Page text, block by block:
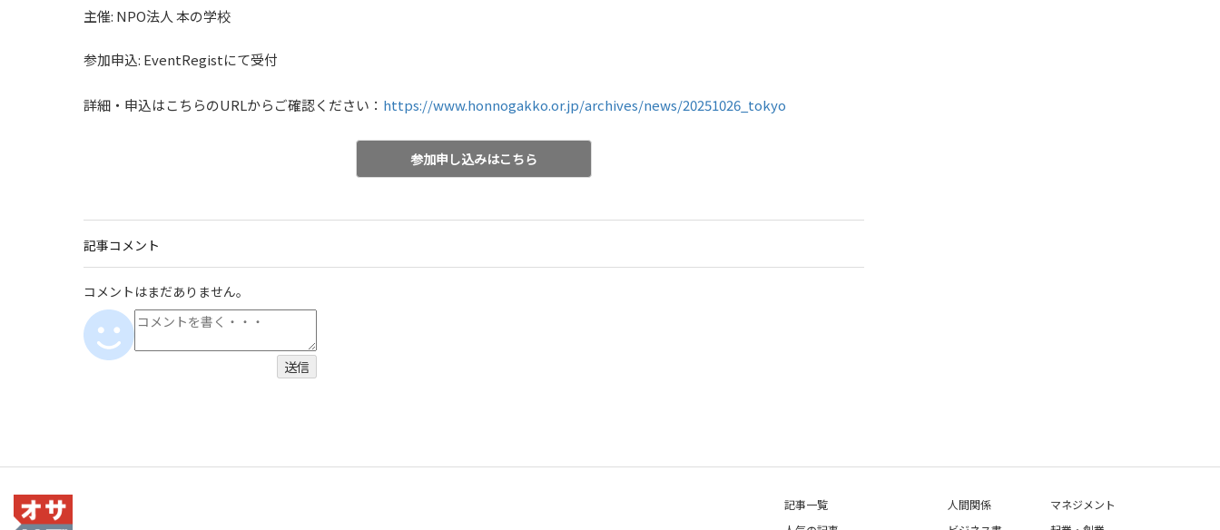
主催: NPO法人 本の学校
参加申込: EventRegistにて受付
詳細・申込はこちらのURLからご確認ください： https://www.honnogakko.or.jp/archives/news/20251026_tokyo
参加申し込みはこちら
記事コメント
コメントはまだありません。
人間関係
マネジメント
記事一覧